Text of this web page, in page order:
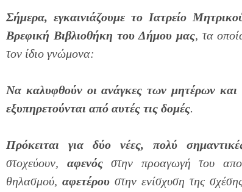
Σήμερα, εγκαινιάζουμε το Ιατρείο
Βρεφική Βιβλιοθήκη του Δήμου μας, τα
τον ίδιο γνώμονα:
Να καλυφθούν οι ανάγκες των μητέρων
εξυπηρετούνται από αυτές τις δομές.
Πρόκειται για δύο νέες, πολύ
στοχεύουν, αφενόςστην προαγωγή του
θηλασμού, αφετέρουστην ενίσχυση της